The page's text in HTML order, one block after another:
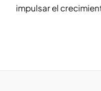
impulsar el